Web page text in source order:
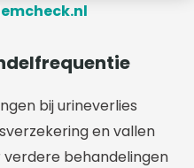
bij urineverlies
en vallen
verdere behandelingen